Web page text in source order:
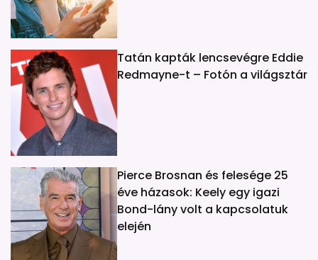
Tatán kapták lencsevégre Eddie
Redmayne-t – Fotón a világsztár
Pierce Brosnan és felesége 25
éve házasok: Keely egy igazi
Bond-lány volt a kapcsolatuk
elején